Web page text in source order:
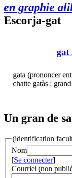
en graphie
Escorja-gat
gat
gata (prononcer
chatte gatàs :
Un gran de
(identification
Nom
[Se connecter]
Courriel (non